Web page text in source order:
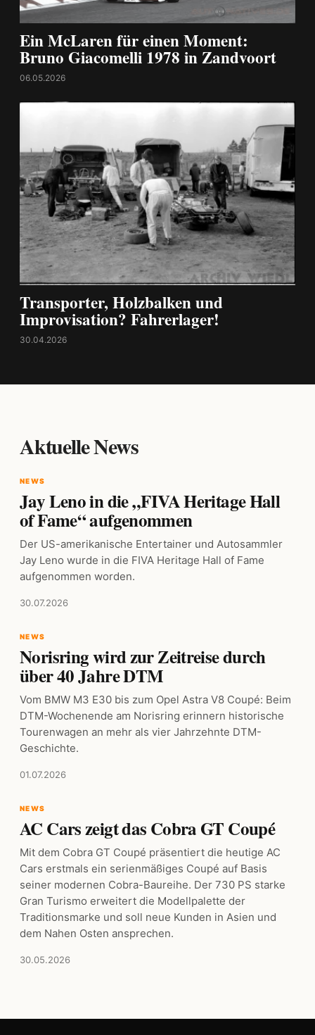
Ein McLaren für einen Moment:
Bruno Giacomelli 1978 in Zandvoort
06.05.2026
Transporter, Holzbalken und
Improvisation? Fahrerlager!
30.04.2026
Aktuelle News
NEWS
Jay Leno in die „FIVA Heritage Hall
of Fame“ aufgenommen
Der US-amerikanische Entertainer und Autosammler
Jay Leno wurde in die FIVA Heritage Hall of Fame
aufgenommen worden.
30.07.2026
NEWS
Norisring wird zur Zeitreise durch
über 40 Jahre DTM
Vom BMW M3 E30 bis zum Opel Astra V8 Coupé: Beim
DTM-Wochenende am Norisring erinnern historische
Tourenwagen an mehr als vier Jahrzehnte DTM-
Geschichte.
01.07.2026
NEWS
AC Cars zeigt das Cobra GT Coupé
Mit dem Cobra GT Coupé präsentiert die heutige AC
Cars erstmals ein serienmäßiges Coupé auf Basis
seiner modernen Cobra-Baureihe. Der 730 PS starke
Gran Turismo erweitert die Modellpalette der
Traditionsmarke und soll neue Kunden in Asien und
dem Nahen Osten ansprechen.
30.05.2026